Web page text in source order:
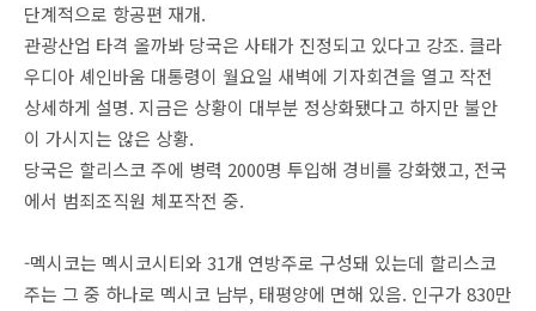
단계적으로 항공편 재개.
관광산업 타격 올까봐 당국은 사태가 진정되고 있다고 강조. 클라
우디아 셰인바움 대통령이 월요일 새벽에 기자회견을 열고 작전
상세하게 설명. 지금은 상황이 대부분 정상화됐다고 하지만 불안
이 가시지는 않은 상황.
당국은 할리스코 주에 병력 2000명 투입해 경비를 강화했고, 전국
에서 범죄조직원 체포작전 중.
-멕시코는 멕시코시티와 31개 연방주로 구성돼 있는데 할리스코
주는 그 중 하나로 멕시코 남부, 태평양에 면해 있음. 인구가 830만